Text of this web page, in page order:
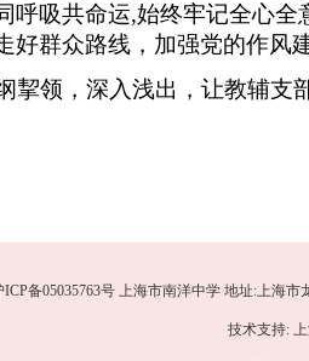
呼吸共命运,始终牢记全心全
好群众路线，加强党的作风
挈领，深入浅出，让教辅支
备05035763号 上海市南洋中学 地址:上海市
技术支持: